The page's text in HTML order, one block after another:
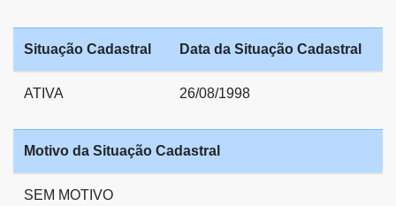
Situação Cadastral Data da Situação Cadastral
ATIVA 26/08/1998
Motivo da Situação Cadastral
SEM MOTIVO